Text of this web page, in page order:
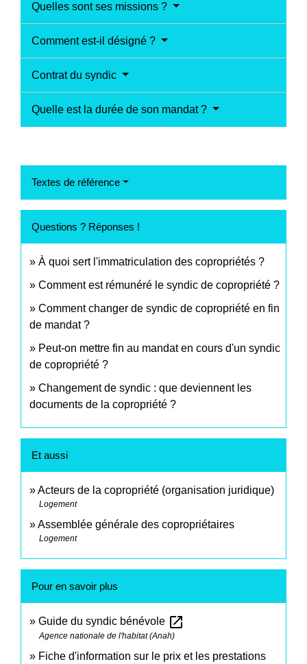
Quelles sont ses missions ?
Comment est-il désigné ?
Contrat du syndic
Quelle est la durée de son mandat ?
Textes de référence
Questions ? Réponses !
À quoi sert l'immatriculation des copropriétés ?
Comment est rémunéré le syndic de copropriété ?
Comment changer de syndic de copropriété en fin
de mandat ?
Peut-on mettre fin au mandat en cours d'un syndic
de copropriété ?
Changement de syndic : que deviennent les
documents de la copropriété ?
Et aussi
Acteurs de la copropriété (organisation juridique)
Logement
Assemblée générale des copropriétaires
Logement
Pour en savoir plus
Guide du syndic bénévole open_in_new
Agence nationale de l'habitat (Anah)
Fiche d'information sur le prix et les prestations